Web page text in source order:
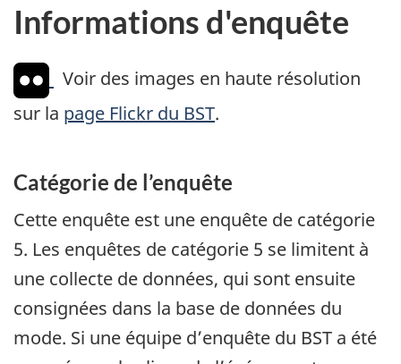
Informations d'enquête
Voir des images en haute résolution
sur la page Flickr du BST.
Catégorie de l’enquête
Cette enquête est une enquête de catégorie
5. Les enquêtes de catégorie 5 se limitent à
une collecte de données, qui sont ensuite
consignées dans la base de données du
mode. Si une équipe d’enquête du BST a été